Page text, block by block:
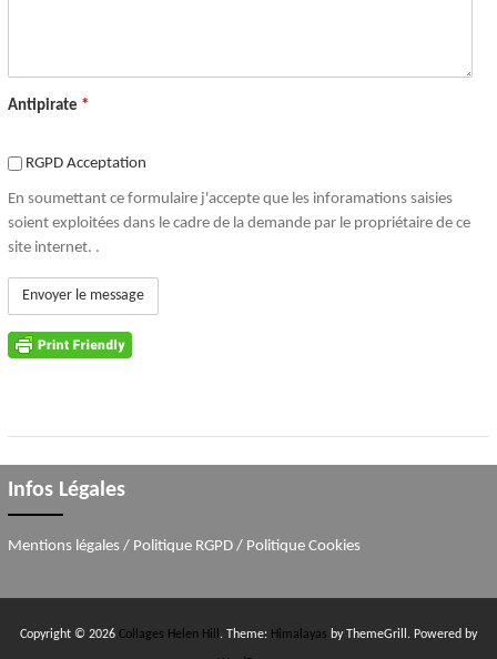
Antipirate *
rgpd-acceptation
RGPD Acceptation
En soumettant ce formulaire j'accepte que les inforamations saisies
soient exploitées dans le cadre de la demande par le propriétaire de ce
site internet. .
Infos Légales
Mentions légales/ Politique RGPD/ Politique Cookies
Copyright © 2026 Collages Helen Hill . Theme: Himalayas by ThemeGrill. Powered by